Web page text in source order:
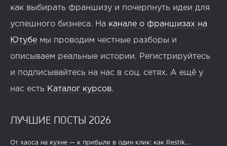
как выбирать франшизу и почерпнуть идеи для
успешного бизнеса. На канале о франшизах на
Ютубе мы проводим честные разборы и
описываем реальные истории. Регистрируйтесь
и подписывайтесь на нас в соц. сетях. А ещё у
нас есть Каталог курсов.
ЛУЧШИЕ ПОСТЫ 2026
От хаоса на кухне — к прибыли в один клик: как Restik...